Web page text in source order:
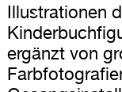
Illustrationen
ergänzt von